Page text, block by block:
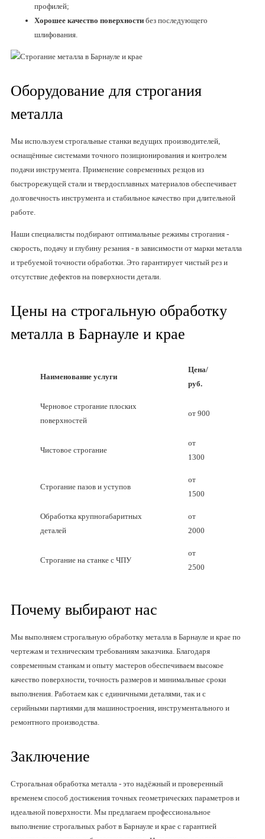
профилей;
Хорошее качество поверхности без последующего
шлифования.
Оборудование для строгания
металла
Мы используем строгальные станки ведущих производителей,
оснащённые системами точного позиционирования и контролем
подачи инструмента. Применение современных резцов из
быстрорежущей стали и твердосплавных материалов обеспечивает
долговечность инструмента и стабильное качество при длительной
работе.
Наши специалисты подбирают оптимальные режимы строгания -
скорость, подачу и глубину резания - в зависимости от марки металла
и требуемой точности обработки. Это гарантирует чистый рез и
отсутствие дефектов на поверхности детали.
Цены на строгальную обработку
металла в Барнауле и крае
Наименование услуги
Цена/
руб.
Черновое строгание плоских
поверхностей
от 900
Чистовое строгание
от
1300
Строгание пазов и уступов
от
1500
Обработка крупногабаритных
деталей
от
2000
Строгание на станке с ЧПУ
от
2500
Почему выбирают нас
Мы выполняем строгальную обработку металла в Барнауле и крае по
чертежам и техническим требованиям заказчика. Благодаря
современным станкам и опыту мастеров обеспечиваем высокое
качество поверхности, точность размеров и минимальные сроки
выполнения. Работаем как с единичными деталями, так и с
серийными партиями для машиностроения, инструментального и
ремонтного производства.
Заключение
Строгальная обработка металла - это надёжный и проверенный
временем способ достижения точных геометрических параметров и
идеальной поверхности. Мы предлагаем профессиональное
выполнение строгальных работ в Барнауле и крае с гарантией